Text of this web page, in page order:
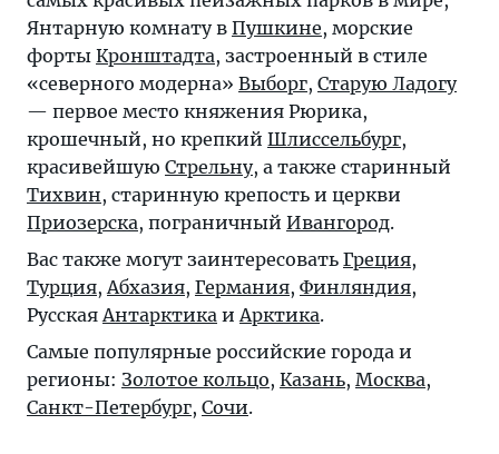
Янтарную комнату в Пушкине, морские
форты Кронштадта, застроенный в стиле
«северного модерна» Выборг, Старую Ладогу
— первое место княжения Рюрика,
крошечный, но крепкий Шлиссельбург,
красивейшую Стрельну, а также старинный
Тихвин, старинную крепость и церкви
Приозерска, пограничный Ивангород.
Вас также могут заинтересовать Греция,
Турция, Абхазия, Германия, Финляндия,
Русская Антарктика и Арктика.
Самые популярные российские города и
регионы: Золотое кольцо, Казань, Москва,
Санкт-Петербург, Сочи.